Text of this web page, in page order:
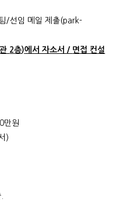
/선임 메일 제출(park-
2층)에서 자소서/ 면접 컨설
만원
)